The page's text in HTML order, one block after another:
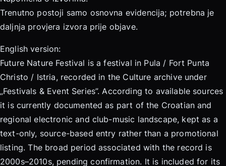
Trenutno postoji samo osnovna evidencija; potrebna je
daljnja provjera izvora prije objave.
English version:
Future Nature Festival is a festival in Pula / Fort Punta
Christo / Istria, recorded in the Culture archive under
„Festivals & Event Series”. According to available sources
it is currently documented as part of the Croatian and
regional electronic and club-music landscape, kept as a
text-only, source-based entry rather than a promotional
listing. The broad period associated with the record is
2000s–2010s, pending confirmation. It is included for its